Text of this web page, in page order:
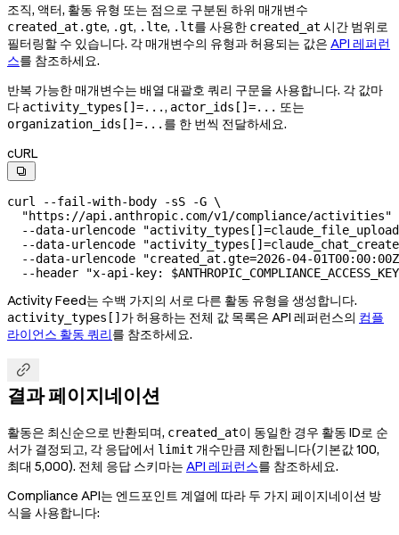
조직, 액터, 활동 유형 또는 점으로 구분된 하위 매개변수
created_at.gte, .gt, .lte, .lt를 사용한 created_at 시간 범위로
필터링할 수 있습니다. 각 매개변수의 유형과 허용되는 값은 API 레퍼런
스를 참조하세요.
반복 가능한 매개변수는 배열 대괄호 쿼리 구문을 사용합니다. 각 값마
다 activity_types[]=..., actor_ids[]=... 또는
organization_ids[]=... 를 한 번씩 전달하세요.
cURL

curl --fail-with-body -sS -G \
  "https://api.anthropic.com/v1/compliance/activities"
  --data-urlencode
  --data-urlencode
  --data-urlencode
"created_at.gte=2026-04-
  --header
"x-api-key: $ANTHROPIC_COMPLIANCE_ACCESS_KEY
Activity Feed는 수백 가지의 서로 다른 활동 유형을 생성합니다.
activity_types[] 가 허용하는 전체 값 목록은 API 레퍼런스의 컴플
라이언스 활동 쿼리를 참조하세요.

결과 페이지네이션
활동은 최신순으로 반환되며, created_at이 동일한 경우 활동 ID로 순
서가 결정되고, 각 응답에서 limit 개수만큼 제한됩니다(기본값 100,
최대 5,000). 전체 응답 스키마는 API 레퍼런스를 참조하세요.
Compliance API는 엔드포인트 계열에 따라 두 가지 페이지네이션 방
식을 사용합니다: